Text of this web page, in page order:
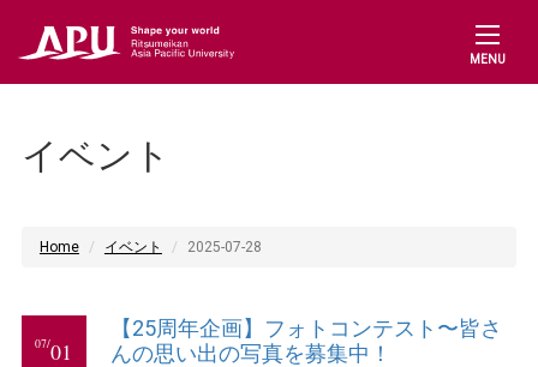
MENU
イベント
Home イベント 2025-07-28
07/01
【25周年企画】フォトコンテスト〜皆さ
んの思い出の写真を募集中！